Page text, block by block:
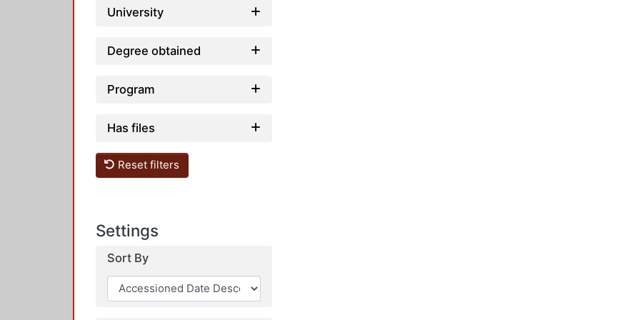
University
Degree obtained
Program
Has files
Reset filters
Settings
Sort By